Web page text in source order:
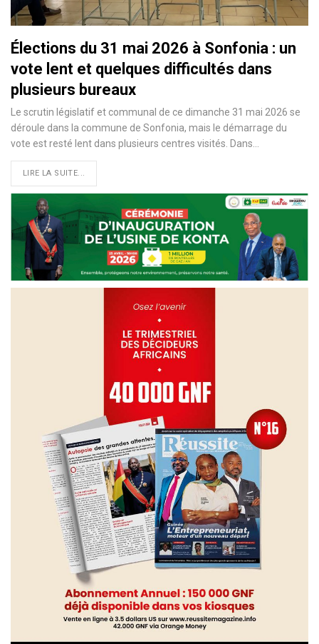
Élections du 31 mai 2026 à Sonfonia : un
vote lent et quelques difficultés dans
plusieurs bureaux
Le scrutin législatif et communal de ce dimanche 31 mai 2026 se
déroule dans la commune de Sonfonia, mais le démarrage du
vote est resté lent dans plusieurs centres visités. Dans…
LIRE LA SUITE...